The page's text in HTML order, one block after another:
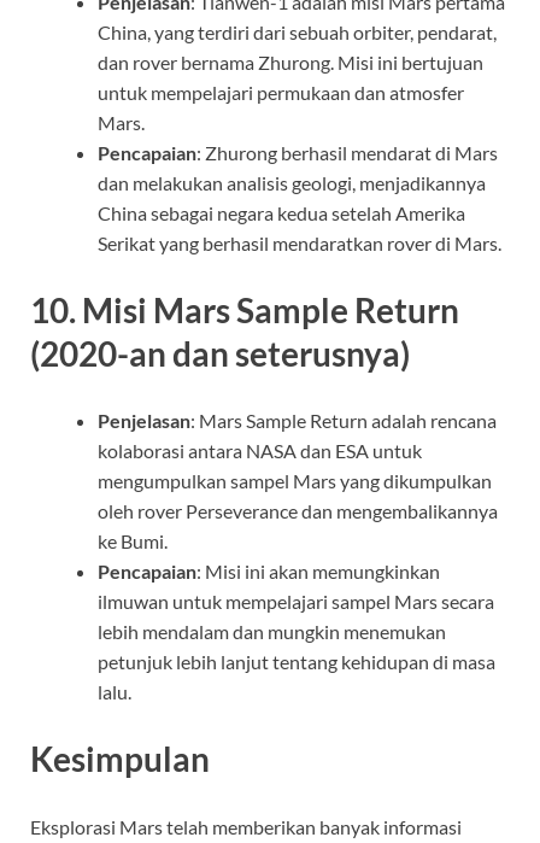
China, yang terdiri dari sebuah orbiter, pendarat,
dan rover bernama Zhurong. Misi ini bertujuan
untuk mempelajari permukaan dan atmosfer
Mars.
Pencapaian: Zhurong berhasil mendarat di Mars
dan melakukan analisis geologi, menjadikannya
China sebagai negara kedua setelah Amerika
Serikat yang berhasil mendaratkan rover di Mars.
10. Misi Mars Sample Return
(2020-an dan seterusnya)
Penjelasan: Mars Sample Return adalah rencana
kolaborasi antara NASA dan ESA untuk
mengumpulkan sampel Mars yang dikumpulkan
oleh rover Perseverance dan mengembalikannya
ke Bumi.
Pencapaian: Misi ini akan memungkinkan
ilmuwan untuk mempelajari sampel Mars secara
lebih mendalam dan mungkin menemukan
petunjuk lebih lanjut tentang kehidupan di masa
lalu.
Kesimpulan
Eksplorasi Mars telah memberikan banyak informasi